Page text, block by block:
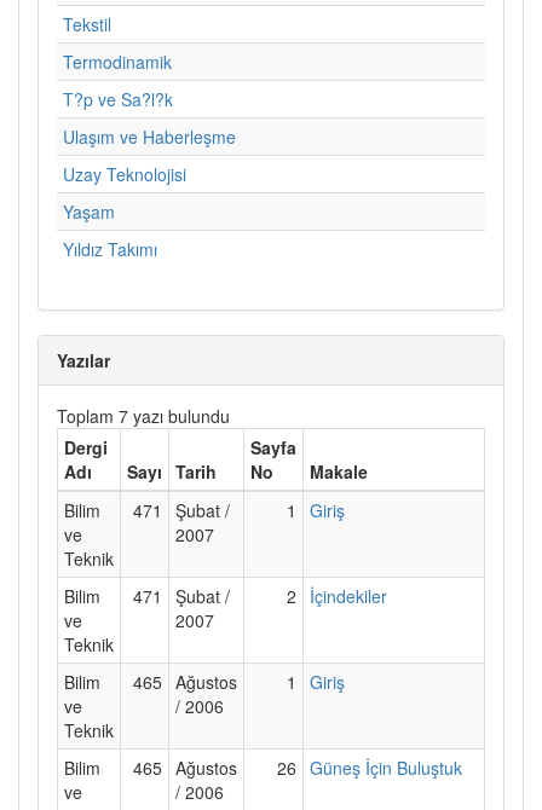
Tekstil
Termodinamik
T?p ve Sa?l?k
Ulaşım ve Haberleşme
Uzay Teknolojisi
Yaşam
Yıldız Takımı
Yazılar
Toplam 7 yazı bulundu
Dergi
Adı
Sayı Tarih
Sayfa
No
Makale
Bilim
ve
Teknik
471
Şubat /
2007
1 Giriş
Bilim
ve
Teknik
471
Şubat /
2007
2 İçindekiler
Bilim
ve
Teknik
465 Ağustos
/ 2006
1 Giriş
Bilim
ve
465 Ağustos
/ 2006
26 Güneş İçin Buluştuk